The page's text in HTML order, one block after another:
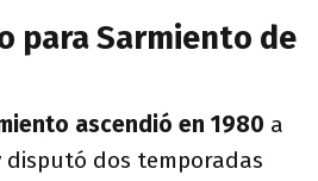
para Sarmiento de
ascendió en 1980 a
disputó dos temporadas